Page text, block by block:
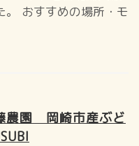
。 おすすめの場所・モ
農園 岡崎市産ぶど